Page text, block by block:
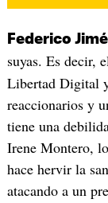
Federico
suyas. Es decir,
Libertad Digital
reaccionarios y
tiene una
Irene Montero,
hace hervir la
atacando a un